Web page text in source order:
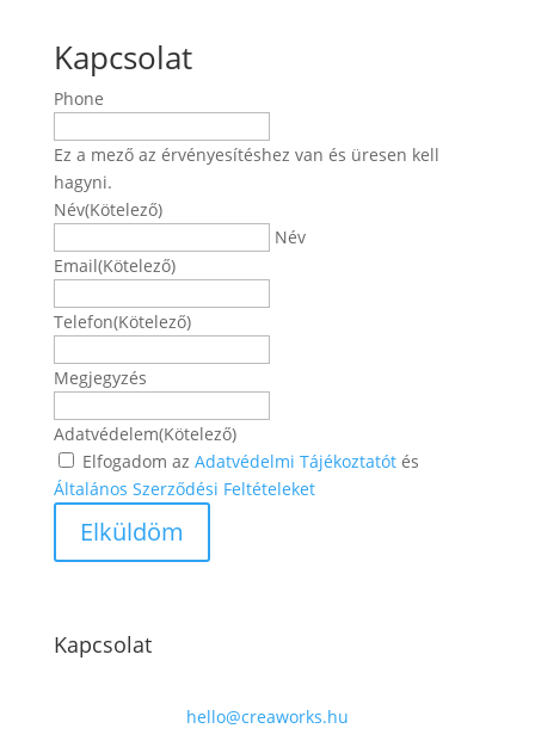
Kapcsolat
Phone
Ez a mező az érvényesítéshez van és üresen kell
hagyni.
Név(Kötelező)
Név
Email(Kötelező)
Telefon(Kötelező)
Megjegyzés
Adatvédelem(Kötelező)
Elfogadom az Adatvédelmi Tájékoztatótés
Általános Szerződési Feltételeket
Kapcsolat
hello@creaworks.hu